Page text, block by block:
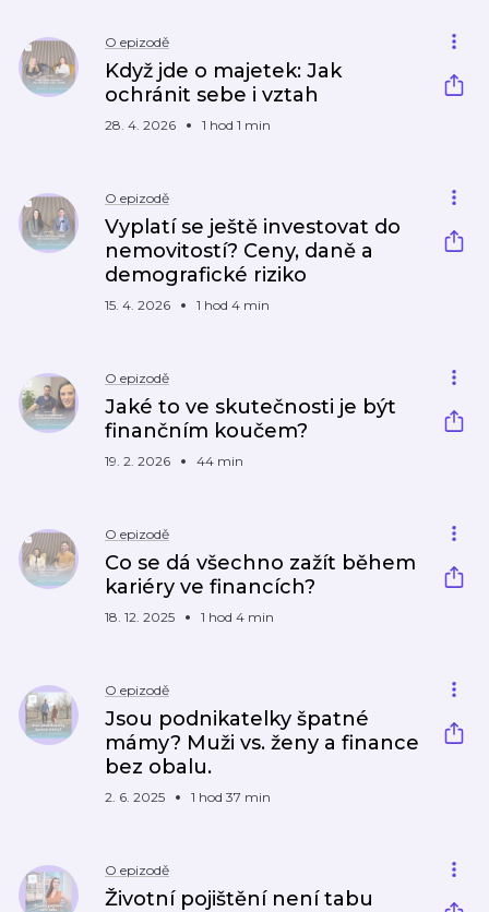
O epizodě
Když jde o majetek: Jak
ochránit sebe i vztah
28. 4. 2026 1 hod 1 min
O epizodě
Vyplatí se ještě investovat do
nemovitostí? Ceny, daně a
demografické riziko
15. 4. 2026 1 hod 4 min
O epizodě
Jaké to ve skutečnosti je být
finančním koučem?
19. 2. 2026 44 min
O epizodě
Co se dá všechno zažít během
kariéry ve financích?
18. 12. 2025 1 hod 4 min
O epizodě
Jsou podnikatelky špatné
mámy? Muži vs. ženy a finance
bez obalu.
2. 6. 2025 1 hod 37 min
O epizodě
Životní pojištění není tabu